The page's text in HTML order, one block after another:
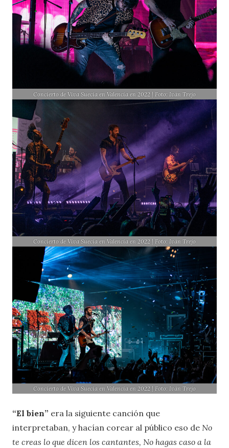
Concierto de Viva Suecia en Valencia en 2022 | Foto: Iván Trejo
Concierto de Viva Suecia en Valencia en 2022 | Foto: Iván Trejo
Concierto de Viva Suecia en Valencia en 2022 | Foto: Iván Trejo
“El bien” era la siguiente canción que
interpretaban, y hacían corear al público eso de No
te creas lo que dicen los cantantes, No hagas caso a la